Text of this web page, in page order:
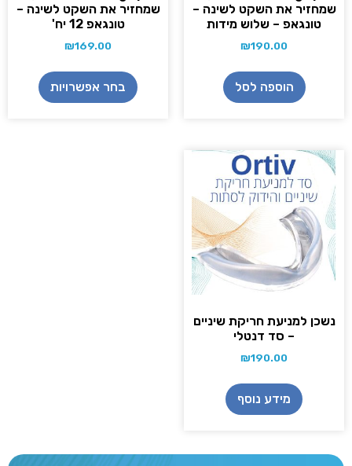
את השקט לשינה –
טונגאפ – שלוש מידות
₪190.00
הוספה לסל
שמחזיר את השקט לשינה –
טונגאפ 12 יח'
₪169.00
בחר אפשרויות
נשכן למניעת חריקת שיניים
– סד דנטלי
₪190.00
מידע נוסף